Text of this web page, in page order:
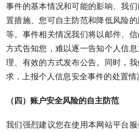
事件的基本情况和可能的影响、我
置措施、您可自主防范和降低风险
等。事件相关情况我们将以邮件、
方式告知您，难以逐一告知个人信
理、有效的方式发布公告。同时，
求，上报个人信息安全事件的处置情
（四）账户安全风险的自主防范
我们强烈建议您在使用本网站平台